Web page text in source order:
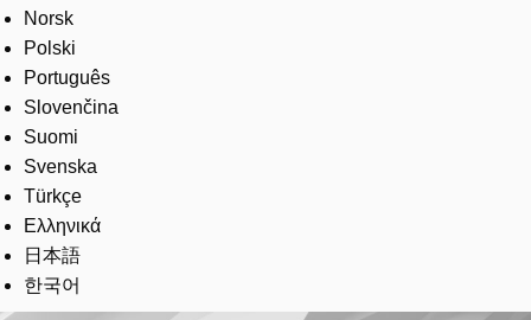
Norsk
Polski
Português
Slovenčina
Suomi
Svenska
Türkçe
Ελληνικά
日本語
한국어